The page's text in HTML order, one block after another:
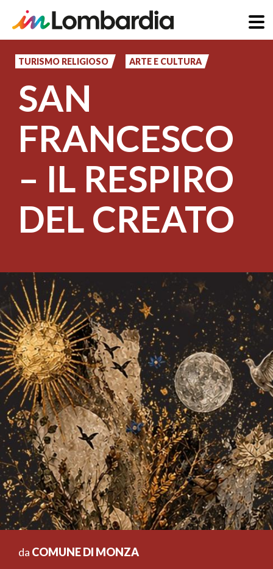
principale
TURISMO RELIGIOSO ARTE E CULTURA
SAN
FRANCESCO
– IL RESPIRO
DEL CREATO
da COMUNE DI MONZA